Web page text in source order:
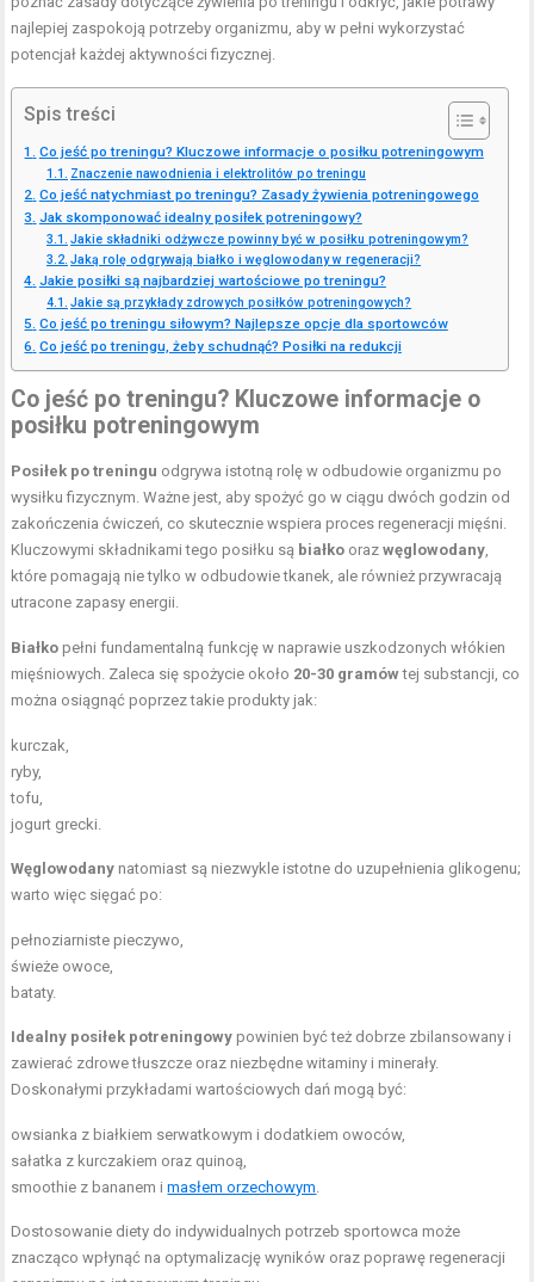
najlepiej zaspokoją potrzeby organizmu, aby w pełni wykorzystać
potencjał każdej aktywności fizycznej.
Spis treści
Co jeść po treningu? Kluczowe informacje o posiłku potreningowym
Znaczenie nawodnienia i elektrolitów po treningu
Co jeść natychmiast po treningu? Zasady żywienia potreningowego
Jak skomponować idealny posiłek potreningowy?
Jakie składniki odżywcze powinny być w posiłku potreningowym?
Jaką rolę odgrywają białko i węglowodany w regeneracji?
Jakie posiłki są najbardziej wartościowe po treningu?
Jakie są przykłady zdrowych posiłków potreningowych?
Co jeść po treningu siłowym? Najlepsze opcje dla sportowców
Co jeść po treningu, żeby schudnąć? Posiłki na redukcji
Co jeść po treningu? Kluczowe informacje o
posiłku potreningowym
Posiłek po treningu odgrywa istotną rolę w odbudowie organizmu po
wysiłku fizycznym. Ważne jest, aby spożyć go w ciągu dwóch godzin od
zakończenia ćwiczeń, co skutecznie wspiera proces regeneracji mięśni.
Kluczowymi składnikami tego posiłku są białko orazwęglowodany,
które pomagają nie tylko w odbudowie tkanek, ale również przywracają
utracone zapasy energii.
Białko pełni fundamentalną funkcję w naprawie uszkodzonych włókien
mięśniowych. Zaleca się spożycie około 20-30 gramówtej substancji, co
można osiągnąć poprzez takie produkty jak:
kurczak,
ryby,
tofu,
jogurt grecki.
Węglowodany natomiast są niezwykle istotne do uzupełnienia glikogenu;
warto więc sięgać po:
pełnoziarniste pieczywo,
świeże owoce,
bataty.
Idealny posiłek potreningowy powinien być też dobrze zbilansowany i
zawierać zdrowe tłuszcze oraz niezbędne witaminy i minerały.
Doskonałymi przykładami wartościowych dań mogą być:
owsianka z białkiem serwatkowym i dodatkiem owoców,
sałatka z kurczakiem oraz quinoą,
smoothie z bananem imasłem orzechowym.
Dostosowanie diety do indywidualnych potrzeb sportowca może
znacząco wpłynąć na optymalizację wyników oraz poprawę regeneracji